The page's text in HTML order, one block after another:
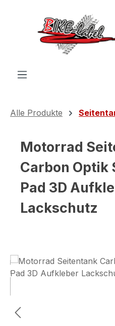
Zum Hauptinhalt springen
Alle Produkte
Motorrad
Carbon Optik
Pad 3D
Lackschutz
Bildergalerie überspringen